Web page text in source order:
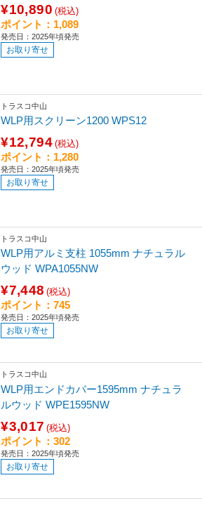
¥10,890 (税込)
ポイント：1,089
発売日：2025年頃発売
お取り寄せ
トラスコ中山
WLP用スクリーン1200 WPS12
¥12,794 (税込)
ポイント：1,280
発売日：2025年頃発売
お取り寄せ
トラスコ中山
WLP用アルミ支柱 1055mm ナチュラル
ウッド WPA1055NW
¥7,448 (税込)
ポイント：745
発売日：2025年頃発売
お取り寄せ
トラスコ中山
WLP用エンドカバー1595mm ナチュラ
ルウッド WPE1595NW
¥3,017 (税込)
ポイント：302
発売日：2025年頃発売
お取り寄せ